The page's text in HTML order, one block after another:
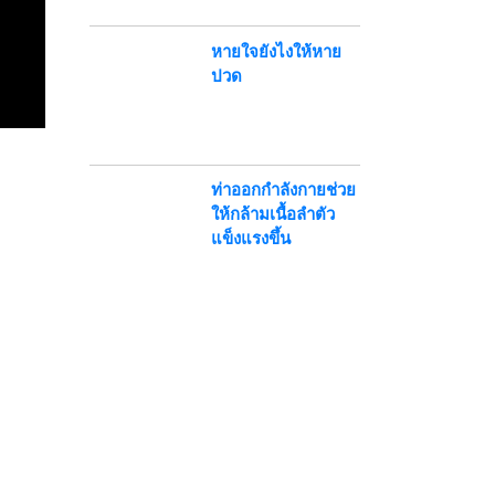
หายใจยังไงให้หาย
ปวด
ท่าออกกำลังกายช่วย
ให้กล้ามเนื้อลำตัว
แข็งแรงขึ้น